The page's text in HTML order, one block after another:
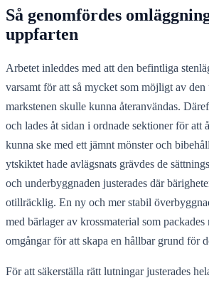
Så genomfördes
uppfarten
Arbetet inleddes med att den befintliga
varsamt för att så mycket som möjligt av den
markstenen skulle kunna återanvändas.
och lades åt sidan i ordnade sektioner för att
kunna ske med ett jämnt mönster och
ytskiktet hade avlägsnats grävdes de
och underbyggnaden justerades där
otillräcklig. En ny och mer stabil
med bärlager av krossmaterial som
omgångar för att skapa en hållbar grund för
För att säkerställa rätt lutningar justerades